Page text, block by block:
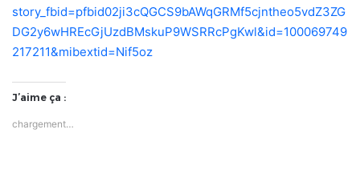
story_fbid=pfbid02ji3cQGCS9bAWqGRMf5cjntheo5vdZ3ZG
DG2y6wHREcGjUzdBMskuP9WSRRcPgKwl&id=100069749
217211&mibextid=Nif5oz
J’aime ça :
chargement…